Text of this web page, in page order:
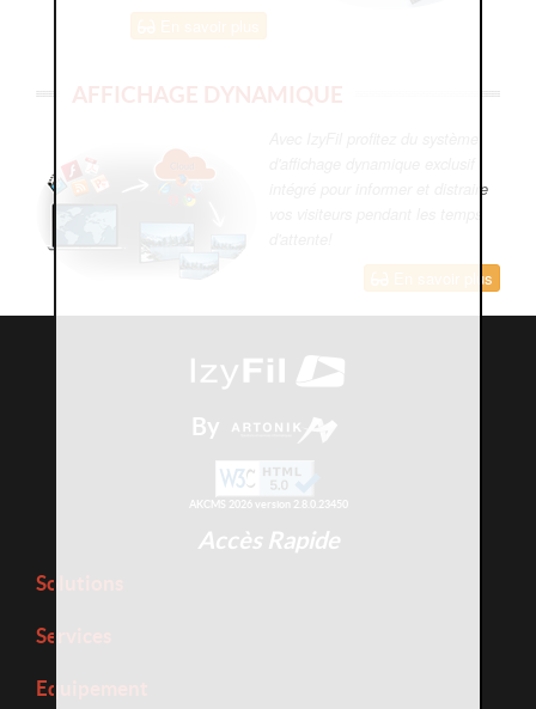
AFFICHAGE DYNAMIQUE
intégré pour informer et distraire
En savoir plus
By
AKCMS 2026 version 2.8.0.23450
Accès Rapide
Solutions
Services
Equipement